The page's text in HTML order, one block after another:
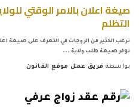
صيغة اعلان بالامر الوقتي
التظلم
ترغب الكثير من الزوجات في التعرف على صيغة
نوفر صيغة طلب ولاية ...
Posted
بواسطة فريق عمل موقع القانون